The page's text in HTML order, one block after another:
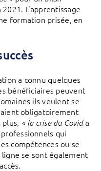
2021. L’apprentissage
formation prisée, en
a connu quelques
bénéficiaires peuvent
ils veulent se
obligatoirement
« la crise du Covid a
qui
compétences ou se
se sont également